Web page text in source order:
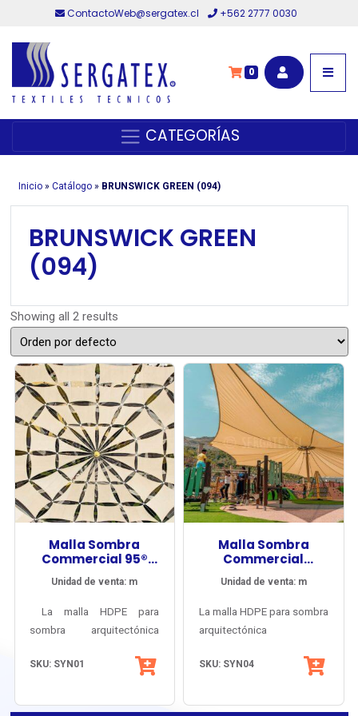
ContactoWeb@sergatex.cl +562 2777 0030
0
CATEGORÍAS
Inicio» Catálogo» BRUNSWICK GREEN (094)
BRUNSWICK GREEN
(094)
Showing all 2 results
Malla Sombra
Commercial 95®
340
Unidad de venta: m
La malla HDPE para
sombra arquitectónica
internacional: la más
colores más amplia, la
SKU: SYN01
Malla Sombra
Commercial
Heavy®
Unidad de venta: m
La malla HDPE para sombra
arquitectónica
combina una
(430 g/m2) con un
SKU: SYN04